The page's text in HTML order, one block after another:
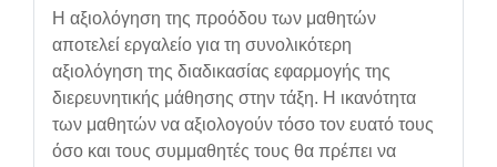
Η αξιολόγηση της προόδου των μαθητών
αποτελεί εργαλείο για τη συνολικότερη
αξιολόγηση της διαδικασίας εφαρμογής της
διερευνητικής μάθησης στην τάξη. Η ικανότητα
των μαθητών να αξιολογούν τόσο τον ευατό τους
όσο και τους συμμαθητές τους θα πρέπει να